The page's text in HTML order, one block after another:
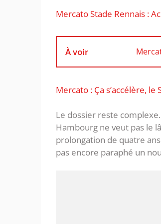
Mercato Stade Rennais :
À voir
Mercato : Ça s’accélère,
Le dossier reste
Hambourg ne veut pas le
prolongation de quatre
pas encore paraphé un